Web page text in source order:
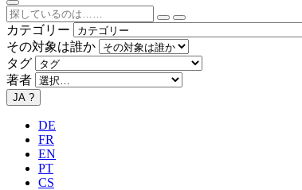
カテゴリー
その対象は誰か
タグ
著者
JA ?
DE
FR
EN
PT
CS